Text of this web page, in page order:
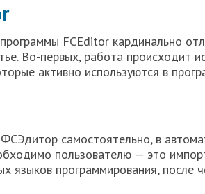
FCEditor кардинально
Во-первых, работа происходит
активно используются в
самостоятельно, в
пользователю — это
языков программирования, после